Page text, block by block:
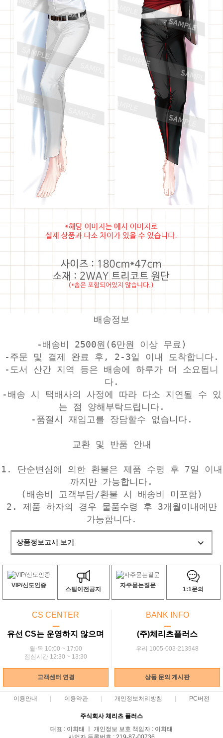
배송정보
-배송비 2500원(6만원 이상 무료)
-주문 및 결제 완료 후, 2-3일 이내 도착합니다.
-도서 산간 지역 등은 배송에 하루가 더 소요됩니
다.
-배송 시 택배사의 사정에 따라 다소 지연될 수 있
는 점 양해부탁드립니다.
-품절시 재입고를 장담할수 없습니다.
교환 및 반품 안내
1. 단순변심에 의한 환불은 제품 수령 후 7일 이내
까지만 가능합니다.
(배송비 고객부담/환불 시 배송비 미포함)
2. 제품 하자의 경우 물품수령 후 3개월이내에만
가능합니다.
상품정보고시 보기
VIP/신도인증
스팀이전공지
자주묻는질문
1:1문의
CS CENTER
ㅡ
유선 CS는 운영하지 않으며
월-목 10:00 ~ 17:00
점심시간 12:30 ~ 13:30
BANK INFO
ㅡ
(주)체리츠플러스
우리 1005-003-213948
고객센터 연결 상품 문의 게시판
이용안내 이용약관 개인정보처리방침 PC버전
주식회사 체리츠 플러스
대표 : 이희태 ㅣ 개인정보 보호 책임자 : 이희태